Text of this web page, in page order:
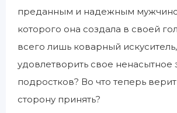
преданным и надежным
которого она создала в своей
всего лишь коварный
удовлетворить свое ненасытное
подростков? Во что теперь
сторону принять?